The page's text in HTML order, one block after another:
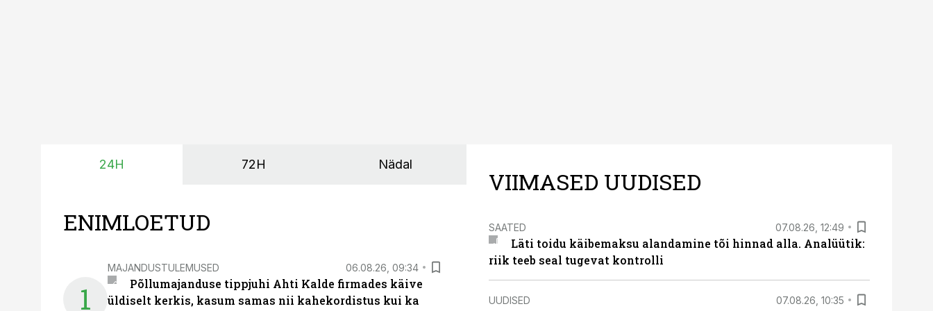
24H 72H Nädal
ENIMLOETUD
1
MAJANDUSTULEMUSED 06.08.26, 09:34
Põllumajanduse tippjuhi Ahti Kalde firmades käive
üldiselt kerkis, kasum samas nii kahekordistus kui ka
VIIMASED UUDISED
SAATED 07.08.26, 12:49
Läti toidu käibemaksu alandamine tõi hinnad alla. Analüütik:
riik teeb seal tugevat kontrolli
UUDISED 07.08.26, 10:35